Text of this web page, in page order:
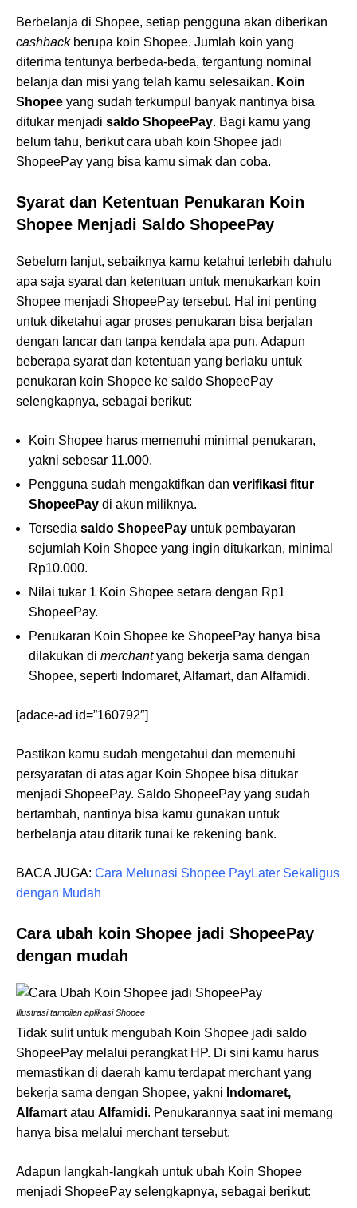
Berbelanja di Shopee, setiap pengguna akan diberikan
cashbackberupa koin Shopee. Jumlah koin yang
diterima tentunya berbeda-beda, tergantung nominal
belanja dan misi yang telah kamu selesaikan. Koin
Shopee yang sudah terkumpul banyak nantinya bisa
ditukar menjadi saldo ShopeePay. Bagi kamu yang
belum tahu, berikut cara ubah koin Shopee jadi
ShopeePay yang bisa kamu simak dan coba.
Syarat dan Ketentuan Penukaran Koin
Shopee Menjadi Saldo ShopeePay
Sebelum lanjut, sebaiknya kamu ketahui terlebih dahulu
apa saja syarat dan ketentuan untuk menukarkan koin
Shopee menjadi ShopeePay tersebut. Hal ini penting
untuk diketahui agar proses penukaran bisa berjalan
dengan lancar dan tanpa kendala apa pun. Adapun
beberapa syarat dan ketentuan yang berlaku untuk
penukaran koin Shopee ke saldo ShopeePay
selengkapnya, sebagai berikut:
Koin Shopee harus memenuhi minimal penukaran,
yakni sebesar 11.000.
Pengguna sudah mengaktifkan dan verifikasi fitur
ShopeePay di akun miliknya.
Tersedia saldo ShopeePay untuk pembayaran
sejumlah Koin Shopee yang ingin ditukarkan, minimal
Rp10.000.
Nilai tukar 1 Koin Shopee setara dengan Rp1
ShopeePay.
Penukaran Koin Shopee ke ShopeePay hanya bisa
dilakukan di merchantyang bekerja sama dengan
Shopee, seperti Indomaret, Alfamart, dan Alfamidi.
[adace-ad id=”160792″]
Pastikan kamu sudah mengetahui dan memenuhi
persyaratan di atas agar Koin Shopee bisa ditukar
menjadi ShopeePay. Saldo ShopeePay yang sudah
bertambah, nantinya bisa kamu gunakan untuk
berbelanja atau ditarik tunai ke rekening bank.
BACA JUGA: Cara Melunasi Shopee PayLater Sekaligus
dengan Mudah
Cara ubah koin Shopee jadi ShopeePay
dengan mudah
Illustrasi tampilan aplikasi Shopee
Tidak sulit untuk mengubah Koin Shopee jadi saldo
ShopeePay melalui perangkat HP. Di sini kamu harus
memastikan di daerah kamu terdapat merchant yang
bekerja sama dengan Shopee, yakni Indomaret,
Alfamart atau Alfamidi. Penukarannya saat ini memang
hanya bisa melalui merchant tersebut.
Adapun langkah-langkah untuk ubah Koin Shopee
menjadi ShopeePay selengkapnya, sebagai berikut: